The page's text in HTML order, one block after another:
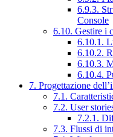
6.9.3.
Console
6.10. Gestire i
6.10.1.
6.10.2.
6.10.3.
6.10.4.
7. Progettazione
7.1.
7.2. User
7.2.1.
7.3. Flussi di